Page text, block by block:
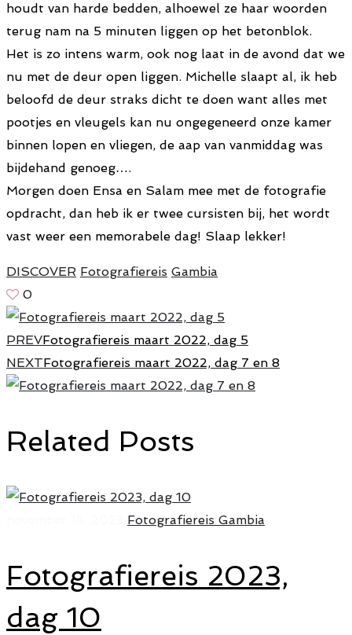
houdt van harde bedden, alhoewel ze haar woorden
terug nam na 5 minuten liggen op het betonblok.
Het is zo intens warm, ook nog laat in de avond dat we
nu met de deur open liggen. Michelle slaapt al, ik heb
beloofd de deur straks dicht te doen want alles met
pootjes en vleugels kan nu ongegeneerd onze kamer
binnen lopen en vliegen, de aap van vanmiddag was
bijdehand genoeg….
Morgen doen Ensa en Salam mee met de fotografie
opdracht, dan heb ik er twee cursisten bij, het wordt
vast weer een memorabele dag! Slaap lekker!
DISCOVER Fotografiereis Gambia
0
PREVFotografiereis maart 2022, dag 5
NEXTFotografiereis maart 2022, dag 7 en 8
Related Posts
Fotografiereis Gambia
Fotografiereis 2023,
dag 10